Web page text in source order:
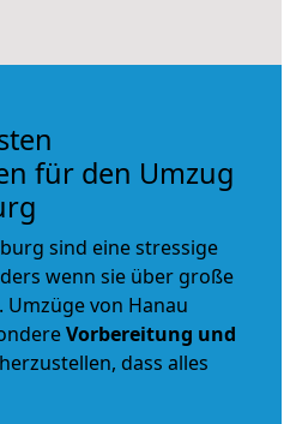
für den Umzug
sind eine stressige
wenn sie über große
von Hanau
Vorbereitung und
dass alles